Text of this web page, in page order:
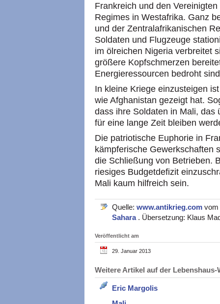
Frankreich und den
Regimes in Westafrika. Ganz
und der Zentralafrikanischen
Soldaten und Flugzeuge
im ölreichen Nigeria verbreitet
größere Kopfschmerzen
Energieressourcen bedroht
In kleine Kriege einzusteigen
wie Afghanistan gezeigt hat.
dass ihre Soldaten in Mali, das
für eine lange Zeit bleiben
Die patriotische Euphorie in
kämpferische Gewerkschaften
die Schließung von Betrieben.
riesiges Budgetdefizit
Mali kaum hilfreich sein.
Quelle: www.antikrieg.com vom
Sahara . Übersetzung: Klaus
Veröffentlicht am
29. Januar 2013
Weitere Artikel auf der
Eric Margolis